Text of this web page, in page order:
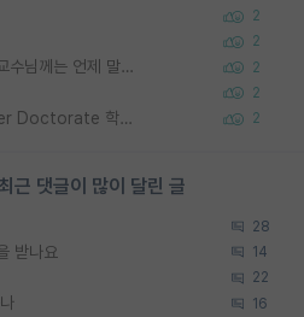
2
2
타대학원 컨텍 준비중인데, 지도교수님께는 언제 말씀드려야 할까요? 2
2
우리나라도 학구 열풍보면 Higher Doctorate 학위가 필요하다고 봅니다. 2
근 댓글이 많이 달린 글
28
받나요 14
22
16